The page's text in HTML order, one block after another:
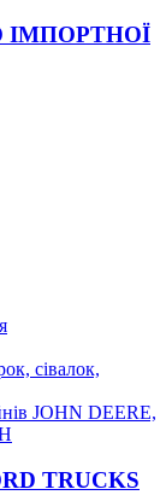
ІМПОРТНОЇ
сівалок,
JOHN DEERE,
TRUCKS